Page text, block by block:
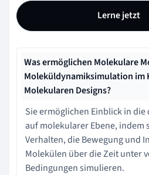
Lerne jetzt
Was ermöglichen Molekulare
Moleküldynamiksimulation im
Molekularen Designs?
Sie ermöglichen Einblick in die
auf molekularer Ebene, indem
Verhalten, die Bewegung und
Molekülen über die Zeit unter
Bedingungen simulieren.